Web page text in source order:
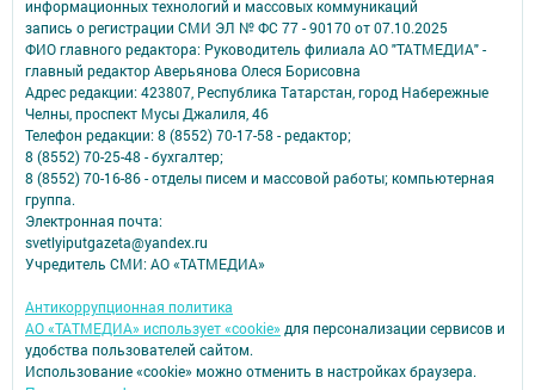
информационных технологий и массовых коммуникаций
запись о регистрации СМИ ЭЛ № ФС 77 - 90170 от 07.10.2025
ФИО главного редактора: Руководитель филиала АО "ТАТМЕДИА" -
главный редактор Аверьянова Олеся Борисовна
Адрес редакции: 423807, Республика Татарстан, город Набережные
Челны, проспект Мусы Джалиля, 46
Телефон редакции: 8 (8552) 70-17-58 - редактор;
8 (8552) 70-25-48 - бухгалтер;
8 (8552) 70-16-86 - отделы писем и массовой работы; компьютерная
группа.
Электронная почта:
svetlyiputgazeta@yandex.ru
Учредитель СМИ: АО «ТАТМЕДИА»
Антикоррупционная политика
АО «ТАТМЕДИА» использует «cookie» для персонализации сервисов и
удобства пользователей сайтом.
Использование «cookie» можно отменить в настройках браузера.